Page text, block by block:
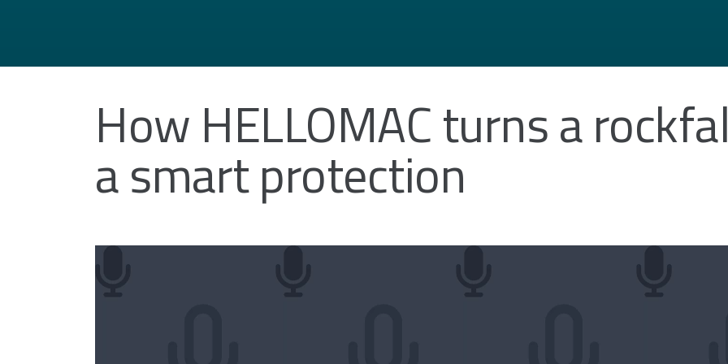
How HELLOMAC turns a
a smart protection